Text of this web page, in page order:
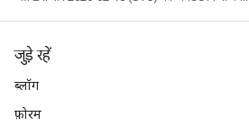
जुड़े रहें
ब्लॉग
फ़ोरम